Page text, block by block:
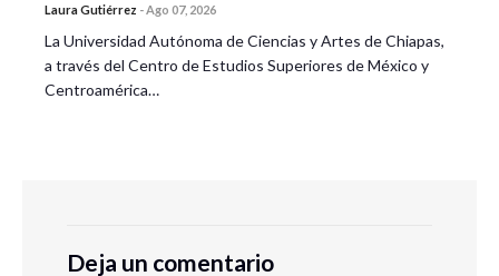
Laura Gutiérrez -Ago 07, 2026
La Universidad Autónoma de Ciencias y Artes de Chiapas,
a través del Centro de Estudios Superiores de México y
Centroamérica…
Deja un comentario